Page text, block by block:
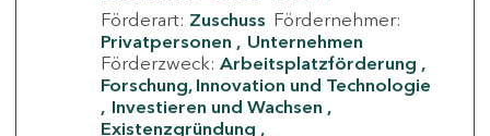
Förderart: Zuschuss Fördernehmer:
Privatpersonen
Unternehmen
Förderzweck: Arbeitsplatzförderung
Forschung, Innovation und Technologie
Investieren und Wachsen
Existenzgründung